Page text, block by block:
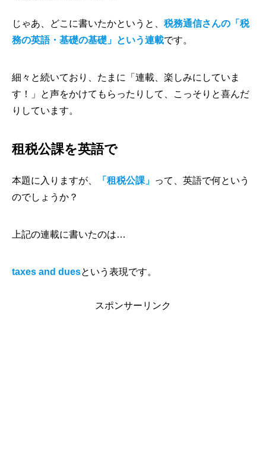
じゃあ、どこに書いたかというと、 税務通信さんの「税
務の英語・基礎の基礎」という連載です。
細々と続いており、たまに「連載、楽しみにしていま
す！」と声をかけてもらったりして、こっそりと喜んだ
りしています。
租税公課を英語で
本題に入りますが、 「租税公課」 って、英語で何という
のでしょうか？
上記の連載に書いたのは…
taxes and duesという表現です。
スポンサーリンク